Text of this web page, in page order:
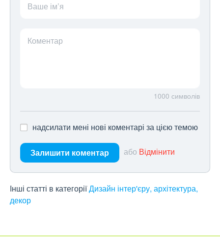
Ваше ім’я
Коментар
1000 символів
надсилати мені нові коментарі за цією темою
Залишити коментар або Відмінити
Інші статті в категоріїДизайн інтер'єру, архітектура,
декор